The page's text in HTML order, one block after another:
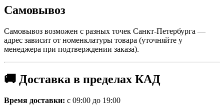
Самовывоз
Самовывоз возможен с разных точек Санкт-Петербурга —
адрес зависит от номенклатуры товара (уточняйте у
менеджера при подтверждении заказа).
🚚 Доставка в пределах КАД
Время доставки: с 09:00 до 19:00